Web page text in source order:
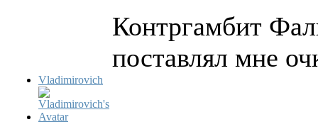
Vladimirovich
Контргамбит
поставлял мне